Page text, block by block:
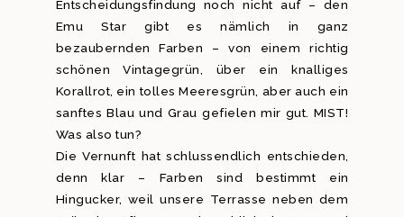
Entscheidungsfindung noch nicht auf – den
Emu Star gibt es nämlich in ganz
bezaubernden Farben – von einem richtig
schönen Vintagegrün, über ein knalliges
Korallrot, ein tolles Meeresgrün, aber auch ein
sanftes Blau und Grau gefielen mir gut. MIST!
Was also tun?
Die Vernunft hat schlussendlich entschieden,
denn klar – Farben sind bestimmt ein
Hingucker, weil unsere Terrasse neben dem